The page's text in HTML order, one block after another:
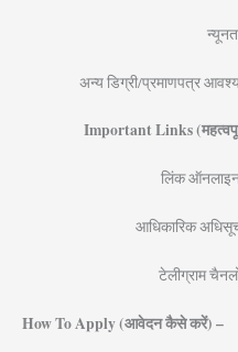
अन्य डिग्री/प्रमाणपत्र
Important Links
लिंक
आधिकारिक
टेलीग्राम
How To Apply (आवेदन कैसे करें) –